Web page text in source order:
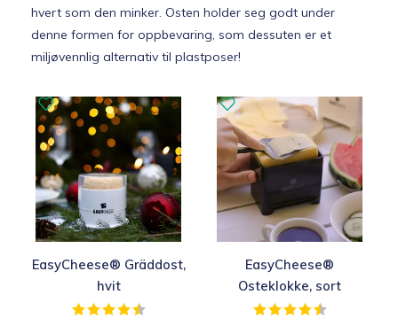
hvert som den minker. Osten holder seg godt under
denne formen for oppbevaring, som dessuten er et
miljøvennlig alternativ til plastposer!
EasyCheese® Gräddost,
hvit
Karakter:
EasyCheese®
Osteklokke, sort
Karakter: